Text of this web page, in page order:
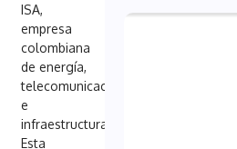
ISA,
empresa
colombiana
de energía,
telecomunicaciones
e
infraestructuras.
Esta